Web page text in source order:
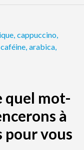
cappuccino
caféine arabica
quel mot-
à
pour vous